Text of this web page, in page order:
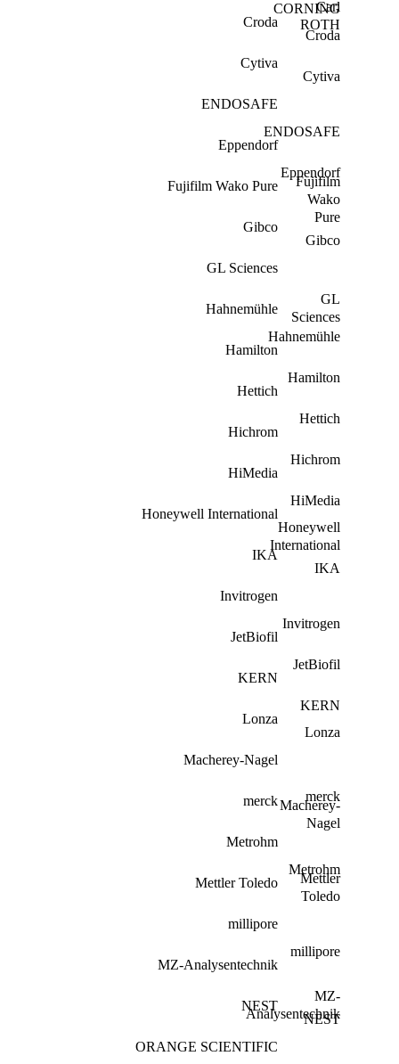
Carl
ROTH
CORNING
Croda
Croda
Cytiva
Cytiva
ENDOSAFE
ENDOSAFE
Eppendorf
Eppendorf
Fujifilm
Wako
Pure
Fujifilm Wako Pure
Gibco
Gibco
GL
Sciences
GL Sciences
Hahnemühle
Hahnemühle
Hamilton
Hamilton
Hettich
Hettich
Hichrom
Hichrom
HiMedia
HiMedia
Honeywell
International
Honeywell International
IKA
IKA
Invitrogen
Invitrogen
JetBiofil
JetBiofil
KERN
KERN
Lonza
Lonza
Macherey-
Nagel
Macherey-Nagel
merck
merck
Metrohm
Metrohm
Mettler
Toledo
Mettler Toledo
millipore
millipore
MZ-
Analysentechnik
MZ-Analysentechnik
NEST
NEST
ORANGE SCIENTIFIC